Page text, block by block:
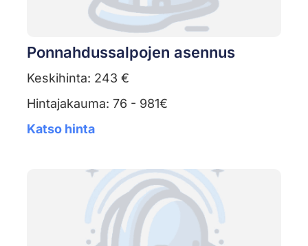
Ponnahdussalpojen asennus
Keskihinta: 243 €
Hintajakauma: 76 - 981€
Katso hinta